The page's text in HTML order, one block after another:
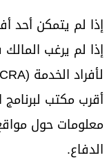
إذا لم يتمكن أحد
إذا لم يرغب
أقرب مكتب لبرنامج
معلومات حول
الدفاع.